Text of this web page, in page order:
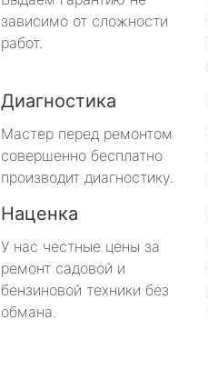
зависимо от сложности
работ.
Диагностика
Мастер перед ремонтом
совершенно бесплатно
производит диагностику.
Наценка
У нас честные цены за
ремонт садовой и
бензиновой техники без
обмана.